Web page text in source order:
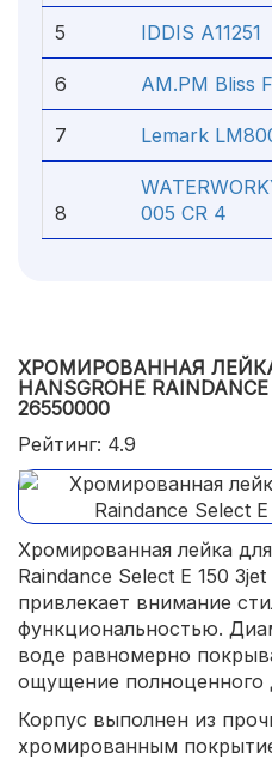
5 IDDIS А11251
6 AM.PM Bliss
7 Lemark
8
005 CR 4
ХРОМИРОВАННАЯ
HANSGROHE
26550000
Рейтинг: 4.9
Хромированная лейка
Raindance Select E 150
привлекает внимание
функциональностью.
воде равномерно
ощущение полноценного
Корпус выполнен из
хромированным